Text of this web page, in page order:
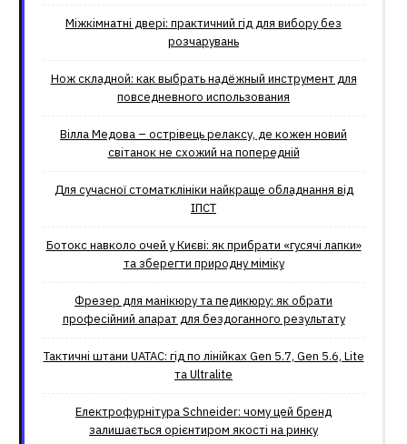
Міжкімнатні двері: практичний гід для вибору без
розчарувань
Нож складной: как выбрать надёжный инструмент для
повседневного использования
Вілла Медова – острівець релаксу, де кожен новий
світанок не схожий на попередній
Для сучасної стоматклініки найкраще обладнання від
ІПСТ
Ботокс навколо очей у Києві: як прибрати «гусячі лапки»
та зберегти природну міміку
Фрезер для манікюру та педикюру: як обрати
професійний апарат для бездоганного результату
Тактичні штани UATAC: гід по лінійках Gen 5.7, Gen 5.6, Lite
та Ultralite
Електрофурнітура Schneider: чому цей бренд
залишається орієнтиром якості на ринку